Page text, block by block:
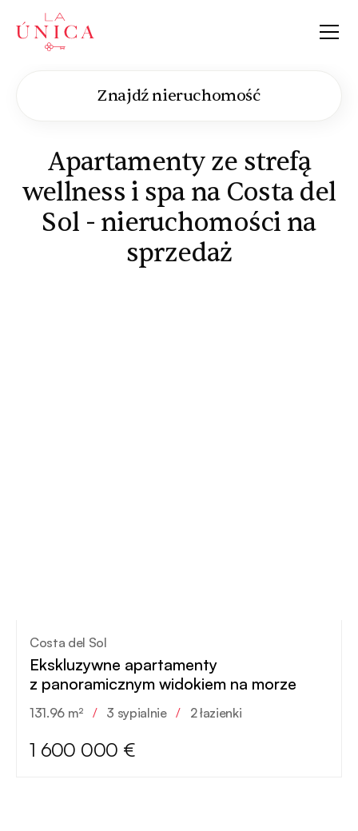
La Única
Znajdź nieruchomość
Apartamenty ze strefą
wellness i spa na Costa del
Sol - nieruchomości na
sprzedaż
Costa del Sol
Ekskluzywne apartamenty
z panoramicznym widokiem na morze
131.96 m² / 3 sypialnie / 2 łazienki
1 600 000 €